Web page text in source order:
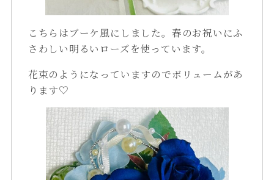
こちらはブーケ風にしました。春のお祝いにふ
さわしい明るいローズを使っています。
花束のようになっていますのでボリュームがあ
ります♡